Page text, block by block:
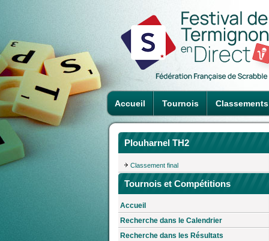
Accueil Tournois Classements
Plouharnel TH2
Classement final
Tournois et Compétitions
Accueil
Recherche dans le Calendrier
Recherche dans les Résultats